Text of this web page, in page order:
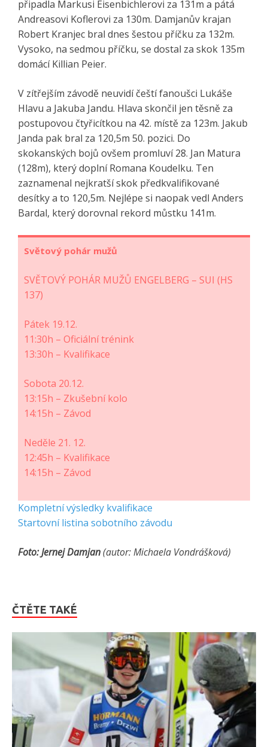
připadla Markusi Eisenbichlerovi za 131m a pátá
Andreasovi Koflerovi za 130m. Damjanův krajan
Robert Kranjec bral dnes šestou příčku za 132m.
Vysoko, na sedmou příčku, se dostal za skok 135m
domácí Killian Peier.
V zítřejším závodě neuvidí čeští fanoušci Lukáše
Hlavu a Jakuba Jandu. Hlava skončil jen těsně za
postupovou čtyřicítkou na 42. místě za 123m. Jakub
Janda pak bral za 120,5m 50. pozici. Do
skokanských bojů ovšem promluví 28. Jan Matura
(128m), který doplní Romana Koudelku. Ten
zaznamenal nejkratší skok předkvalifikované
desítky a to 120,5m. Nejlépe si naopak vedl Anders
Bardal, který dorovnal rekord můstku 141m.
Světový pohár mužů
SVĚTOVÝ POHÁR MUŽŮ ENGELBERG – SUI (HS
137)
Pátek 19.12.
11:30h – Oficiální trénink
13:30h – Kvalifikace
Sobota 20.12.
13:15h – Zkušební kolo
14:15h – Závod
Neděle 21. 12.
12:45h – Kvalifikace
14:15h – Závod
Kompletní výsledky kvalifikace
Startovní listina sobotního závodu
Foto: Jernej Damjan(autor: Michaela Vondrášková)
ČTĚTE TAKÉ